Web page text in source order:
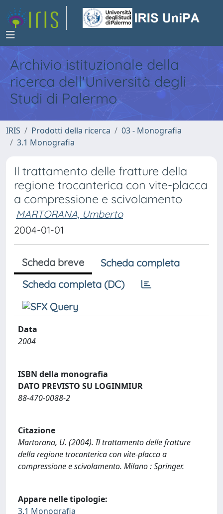
Archivio istituzionale della
ricerca dell'Università degli
Studi di Palermo
IRIS Prodotti della ricerca
03 - Monografia
3.1 Monografia
Il trattamento delle fratture della
regione trocanterica con vite-placca
a compressione e scivolamento
MARTORANA, Umberto
2004-01-01
Scheda breve
Scheda completa
Scheda completa (DC)
Data
2004
ISBN della monografia
DATO PREVISTO SU LOGINMIUR
88-470-0088-2
Citazione
Martorana, U. (2004). Il trattamento delle fratture
della regione trocanterica con vite-placca a
compressione e scivolamento. Milano : Springer.
Appare nelle tipologie:
3.1 Monografia